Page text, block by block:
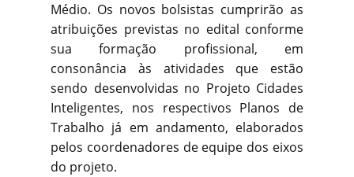
Médio. Os novos bolsistas cumprirão as
atribuições previstas no edital conforme
sua formação profissional, em
consonância às atividades que estão
sendo desenvolvidas no Projeto Cidades
Inteligentes, nos respectivos Planos de
Trabalho já em andamento, elaborados
pelos coordenadores de equipe dos eixos
do projeto.